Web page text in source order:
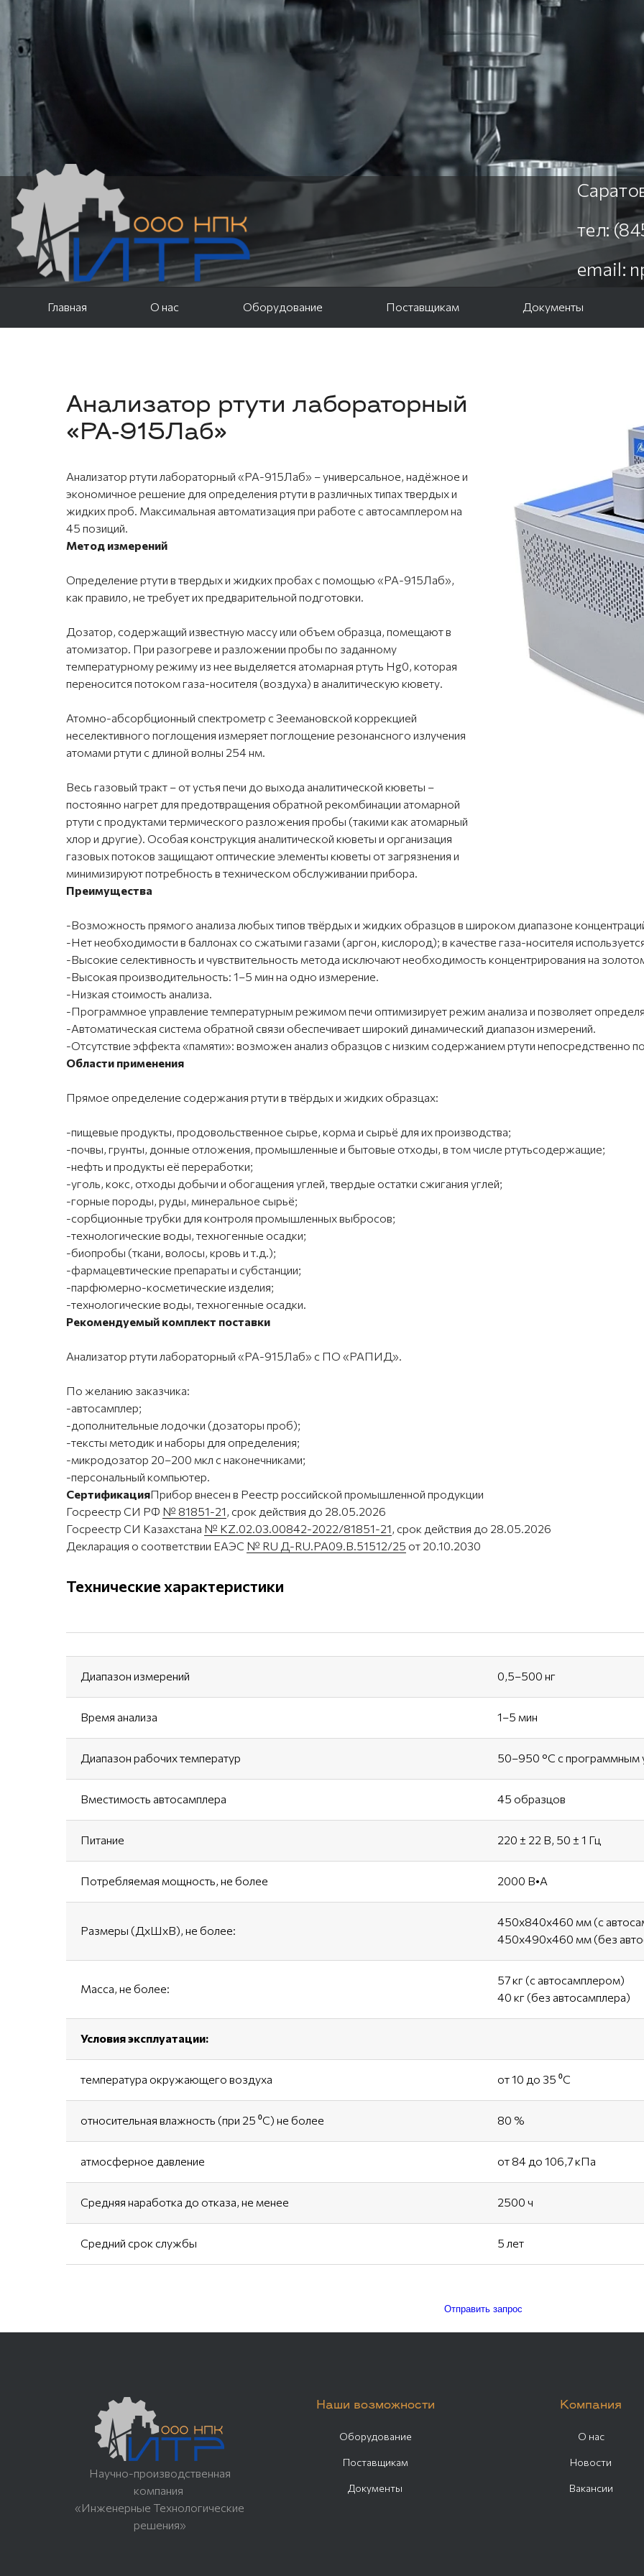
тел:
email:
Главная О нас Оборудование Поставщикам Документы
Анализатор ртути лабораторный
«РА-915Лаб»
Анализатор ртути лабораторный «РА-915Лаб» – универсальное, надёжное и
экономичное решение для определения ртути в различных типах твердых и
жидких проб. Максимальная автоматизация при работе с автосамплером на
45 позиций.
Метод измерений
Определение ртути в твердых и жидких пробах с помощью «РА-915Лаб»,
как правило, не требует их предварительной подготовки.
Дозатор, содержащий известную массу или объем образца, помещают в
атомизатор. При разогреве и разложении пробы по заданному
температурному режиму из нее выделяется атомарная ртуть Hg0, которая
переносится потоком газа-носителя (воздуха) в аналитическую кювету.
Атомно-абсорбционный спектрометр с Зеемановской коррекцией
неселективного поглощения измеряет поглощение резонансного излучения
атомами ртути с длиной волны 254 нм.
Весь газовый тракт – от устья печи до выхода аналитической кюветы –
постоянно нагрет для предотвращения обратной рекомбинации атомарной
ртути с продуктами термического разложения пробы (такими как атомарный
хлор и другие). Особая конструкция аналитической кюветы и организация
газовых потоков защищают оптические элементы кюветы от загрязнения и
минимизируют потребность в техническом обслуживании прибора.
Преимущества
-Возможность прямого анализа любых типов твёрдых и жидких образцов в широком диапазоне концентраций
-Нет необходимости в баллонах со сжатыми газами (аргон, кислород); в качестве газа-носителя
-Высокие селективность и чувствительность метода исключают необходимость концентрирования на
-Высокая производительность: 1–5 мин на одно измерение.
-Низкая стоимость анализа.
-Программное управление температурным режимом печи оптимизирует режим анализа и позволяет
-Автоматическая система обратной связи обеспечивает широкий динамический диапазон измерений.
-Отсутствие эффекта «памяти»: возможен анализ образцов с низким содержанием ртути непосредственно
Области применения
Прямое определение содержания ртути в твёрдых и жидких образцах:
-пищевые продукты, продовольственное сырье, корма и сырьё для их производства;
-почвы, грунты, донные отложения, промышленные и бытовые отходы, в том числе ртутьсодержащие;
-нефть и продукты её переработки;
-уголь, кокс, отходы добычи и обогащения углей, твердые остатки сжигания углей;
-горные породы, руды, минеральное сырьё;
-сорбционные трубки для контроля промышленных выбросов;
-технологические воды, техногенные осадки;
-биопробы (ткани, волосы, кровь и т.д.);
-фармацевтические препараты и субстанции;
-парфюмерно-косметические изделия;
-технологические воды, техногенные осадки.
Рекомендуемый комплект поставки
Анализатор ртути лабораторный «РА-915Лаб» с ПО «РАПИД».
По желанию заказчика:
-автосамплер;
-дополнительные лодочки (дозаторы проб);
-тексты методик и наборы для определения;
-микродозатор 20–200 мкл с наконечниками;
-персональный компьютер.
СертификацияПрибор внесен в Реестр российской промышленной продукции
Госреестр СИ РФ № 81851-21 , срок действия до 28.05.2026
Госреестр СИ Казахстана № KZ.02.03.00842-2022/81851-21 , срок действия до 28.05.2026
Декларация о соответствии ЕАЭС № RU Д-RU.PA09.B.51512/25 от 20.10.2030
Технические характеристики
Диапазон измерений 0,5–500 нг
Время анализа 1–5 мин
Диапазон рабочих температур 50–950 °С с программным
Вместимость автосамплера 45 образцов
Питание 220 ± 22 В, 50 ± 1 Гц
Потребляемая мощность, не более 2000 В•А
Размеры (ДхШхВ), не более:
450х840х460 мм (с
450х490х460 мм (без
Масса, не более:
57 кг (с автосамплером)
40 кг (без автосамплера)
Условия эксплуатации:
температура окружающего воздуха от 10 до 35 ⁰С
относительная влажность (при 25 ⁰С) не более 80 %
атмосферное давление от 84 до 106,7 кПа
Средняя наработка до отказа, не менее 2500 ч
Средний срок службы 5 лет
Отправить запрос
Научно-производственная
компания
«Инженерные Технологические
решения»
Наши возможности
Оборудование
Поставщикам
Документы
Компания
О нас
Новости
Вакансии